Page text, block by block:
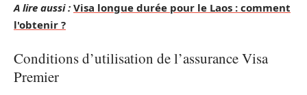
A lire aussi : Visa longue durée pour le Laos : comment
l'obtenir ?
Conditions d’utilisation de l’assurance Visa
Premier